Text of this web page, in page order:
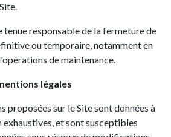
tenue responsable de la fermeture de
ou temporaire, notamment en
de maintenance.
légales
proposées sur le Site sont données à
et sont susceptibles